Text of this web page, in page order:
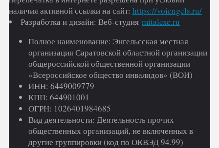
наличия активной ссылки на сайт: https://voiengels.ru/
Разработка и дизайн: Веб-студия mitalexe.ru
Полное наименование: Энгельсская местная
организация Саратовской областной организации
общероссийской общественной организации
«Всероссийское общество инвалидов» (ВОИ)
ИНН: 6449009779
КПП: 644901001
ОГРН: 1026401984685
Вид деятельности: Деятельность прочих
общественных организаций, не включенных в
другие группировки (код по ОКВЭД 94.99)